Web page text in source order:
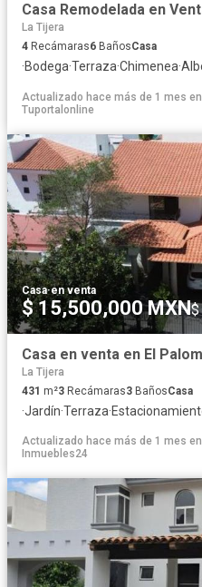
La Tijera
4 Recámaras6 BañosCasa
·Bodega·Terraza·Chimenea·
Actualizado hace más de 1 mes en
Tuportalonline
Casa·en venta
$ 15,500,000 MXN$
La Tijera
431 m²3 Recámaras3 BañosCasa
·Jardín·Terraza·
Actualizado hace más de 1 mes en
Inmuebles24